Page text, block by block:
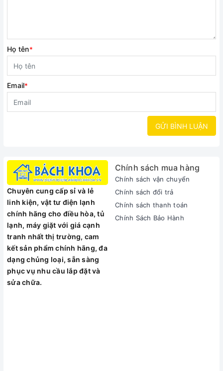
Họ tên*
Email*
GỬI BÌNH LUẬN
Chuyên cung cấp sỉ và lẻ
linh kiện, vật tư điện lạnh
chính hãng cho điều hòa, tủ
lạnh, máy giặt với giá cạnh
tranh nhất thị trường, cam
kết sản phẩm chính hãng, đa
dạng chủng loại, sẵn sàng
phục vụ nhu cầu lắp đặt và
sửa chữa.
Chính sách mua hàng
Chính sách vận chuyển
Chính sách đổi trả
Chính sách thanh toán
Chính Sách Bảo Hành